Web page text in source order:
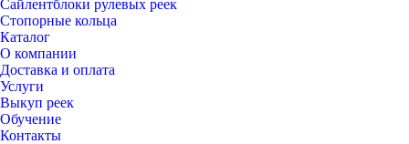
Сайлентблоки рулевых реек
Стопорные кольца
Каталог
О компании
Доставка и оплата
Услуги
Выкуп реек
Обучение
Контакты